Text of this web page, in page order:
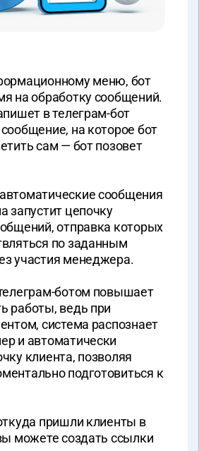
меню, бот
на обработку сообщений.
в телеграм-бот
на которое бот
сам — бот позовет
сообщения
запустит цепочку
отправка которых
по заданным
участия менеджера.
ботом повышает
работы, ведь при
система распознает
и автоматически
клиента, позволяя
подготовиться к
пришли клиенты в
можете создать ссылки